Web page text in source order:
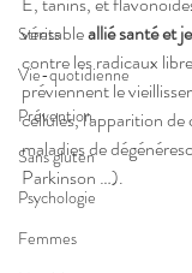
Stress
Vie-quotidienne
Prévention
Sans gluten
Psychologie
Femmes
véritable allié santé et
contre les radicaux
préviennent le
cellules, l'apparition de
maladies de
Parkinson …).